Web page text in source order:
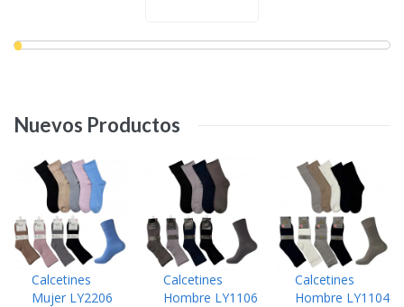
Nuevos Productos
Calcetines
Mujer LY2206
Calcetines
Hombre LY1106
Calcetines
Hombre LY1104